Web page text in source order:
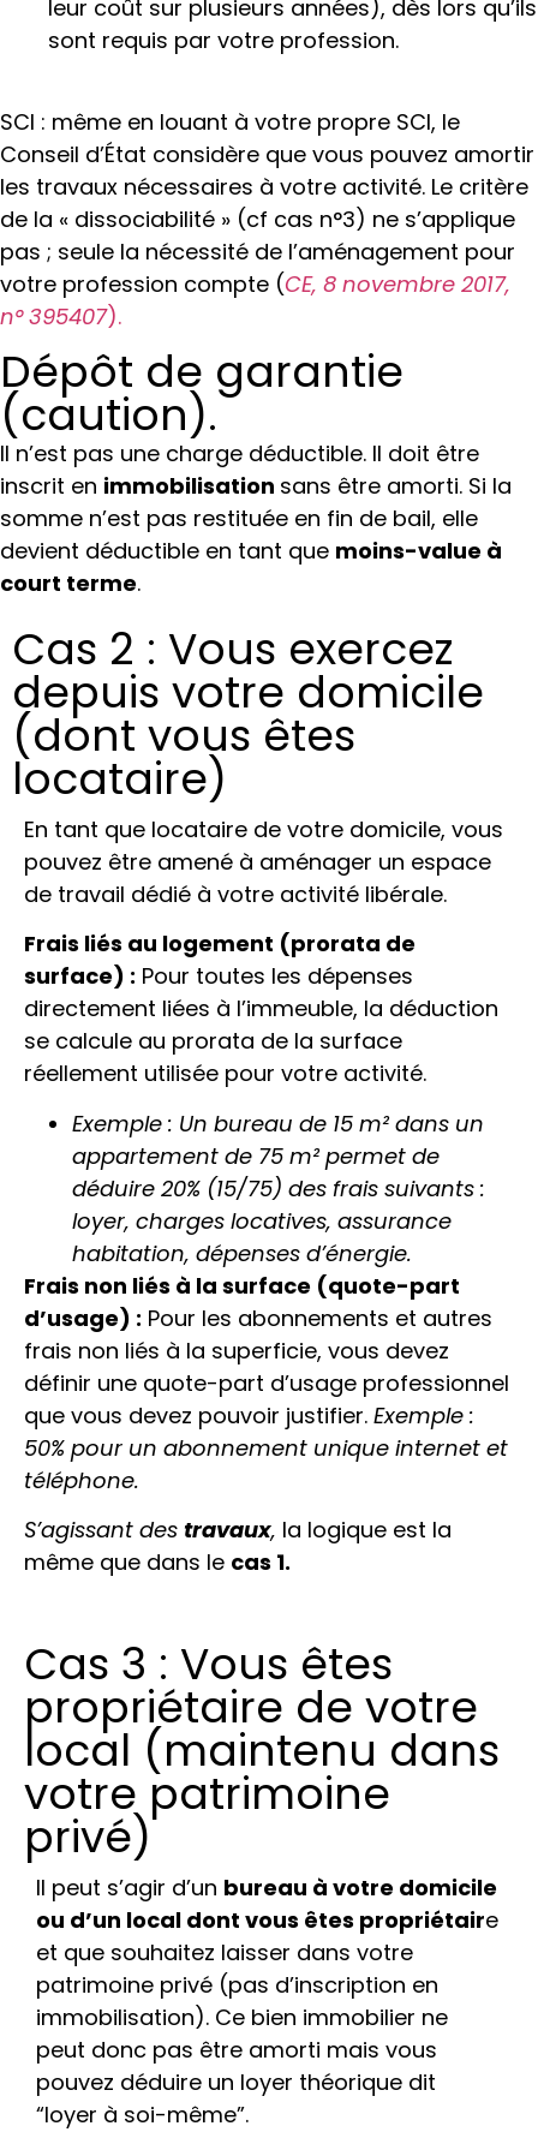
leur coût sur plusieurs années), dès lors qu’ils
sont requis par votre profession.
SCI : même en louant à votre propre SCI, le
Conseil d’État considère que vous pouvez amortir
les travaux nécessaires à votre activité. Le critère
de la « dissociabilité » (cf cas n°3) ne s’applique
pas ; seule la nécessité de l’aménagement pour
votre profession compte (CE, 8 novembre 2017,
n° 395407).
Dépôt de garantie
(caution).
Il n’est pas une charge déductible. Il doit être
inscrit en immobilisation sans être amorti. Si la
somme n’est pas restituée en fin de bail, elle
devient déductible en tant que moins-value à
court terme.
Cas 2 : Vous exercez
depuis votre domicile
(dont vous êtes
locataire)
En tant que locataire de votre domicile, vous
pouvez être amené à aménager un espace
de travail dédié à votre activité libérale.
Frais liés au logement (prorata de
surface) : Pour toutes les dépenses
directement liées à l’immeuble, la déduction
se calcule au prorata de la surface
réellement utilisée pour votre activité.
Exemple : Un bureau de 15 m² dans un
appartement de 75 m² permet de
déduire 20% (15/75) des frais suivants :
loyer, charges locatives, assurance
habitation, dépenses d’énergie.
Frais non liés à la surface (quote-part
d’usage) : Pour les abonnements et autres
frais non liés à la superficie, vous devez
définir une quote-part d’usage professionnel
que vous devez pouvoir justifier. Exemple :
50% pour un abonnement unique internet et
téléphone.
S’agissant des travaux, la logique est la
même que dans le cas 1.
Cas 3 : Vous êtes
propriétaire de votre
local (maintenu dans
votre patrimoine
privé)
Il peut s’agir d’un bureau à votre domicile
ou d’un local dont vous êtes propriétaire
et que souhaitez laisser dans votre
patrimoine privé (pas d’inscription en
immobilisation). Ce bien immobilier ne
peut donc pas être amorti mais vous
pouvez déduire un loyer théorique dit
“loyer à soi-même”.